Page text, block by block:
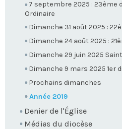
7 septembre 2025 : 23ème
Ordinaire
Dimanche 31 août 2025 :
Dimanche 24 août 2025 :
Dimanche 29 juin 2025
Dimanche 9 mars 2025 1er
Prochains dimanches
Année 2019
Denier de l'Église
Médias du diocèse